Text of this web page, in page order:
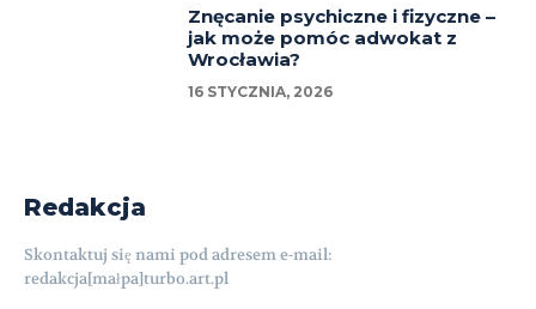
Znęcanie psychiczne i fizyczne –
jak może pomóc adwokat z
Wrocławia?
16 STYCZNIA, 2026
Redakcja
Skontaktuj się nami pod adresem e-mail:
redakcja[małpa]turbo.art.pl